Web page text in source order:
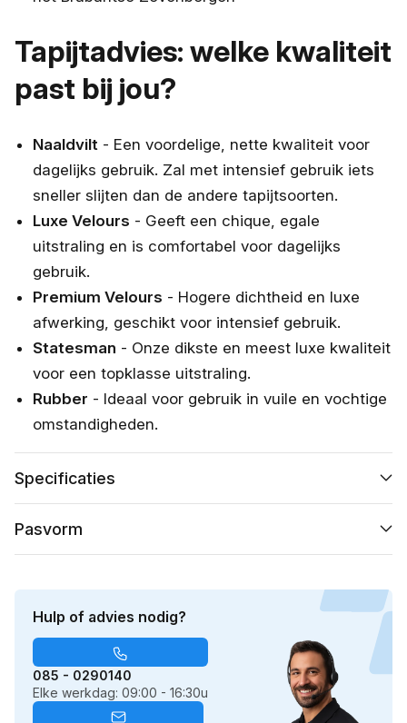
Tapijtadvies: welke kwaliteit
past bij jou?
Naaldvilt - Een voordelige, nette kwaliteit voor
dagelijks gebruik. Zal met intensief gebruik iets
sneller slijten dan de andere tapijtsoorten.
Luxe Velours - Geeft een chique, egale
uitstraling en is comfortabel voor dagelijks
gebruik.
Premium Velours - Hogere dichtheid en luxe
afwerking, geschikt voor intensief gebruik.
Statesman - Onze dikste en meest luxe kwaliteit
voor een topklasse uitstraling.
Rubber - Ideaal voor gebruik in vuile en vochtige
omstandigheden.
Specificaties
Pasvorm
Hulp of advies nodig?
085 - 0290140
Elke werkdag: 09:00 - 16:30u